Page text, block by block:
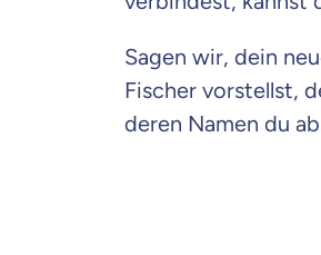
Sagen wir, dein
Fischer vorstellst,
deren Namen du